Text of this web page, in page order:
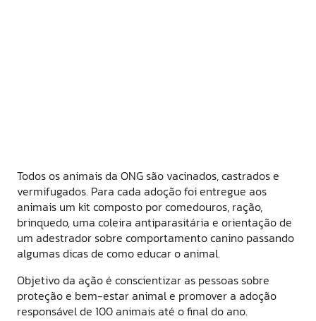
Todos os animais da ONG são vacinados, castrados e
vermifugados. Para cada adoção foi entregue aos
animais um kit composto por comedouros, ração,
brinquedo, uma coleira antiparasitária e orientação de
um adestrador sobre comportamento canino passando
algumas dicas de como educar o animal.
Objetivo da ação é conscientizar as pessoas sobre
proteção e bem-estar animal e promover a adoção
responsável de 100 animais até o final do ano.